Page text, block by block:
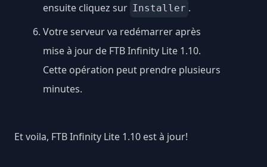
ensuite cliquez sur Installer .
Votre serveur va redémarrer après
mise à jour de FTB Infinity Lite 1.10.
Cette opération peut prendre plusieurs
minutes.
Et voila, FTB Infinity Lite 1.10 est à jour!